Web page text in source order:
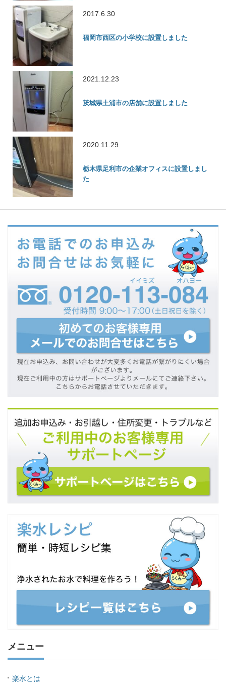
2017.6.30
福岡市西区の小学校に設置しました
2021.12.23
茨城県土浦市の店舗に設置しました
2020.11.29
栃木県足利市の企業オフィスに設置しまし
た
メニュー
楽水とは